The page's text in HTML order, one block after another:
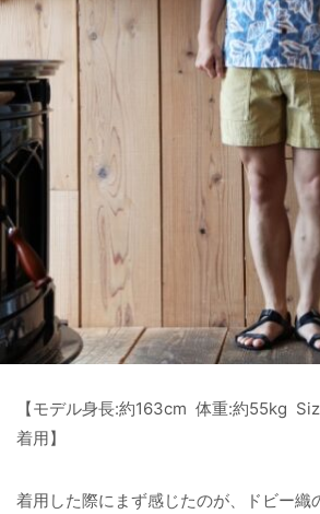
【モデル身長:約163cm 体重:約55kg
着用】
着用した際にまず感じたのが、ドビー織